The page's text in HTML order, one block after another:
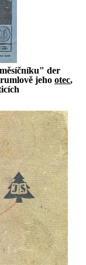
der
jeho otec,